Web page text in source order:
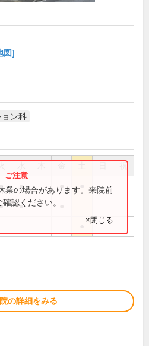
図]
ョン科
祝
● ●
●
業の場合があります。来院前
認ください。
×閉じる
の詳細をみる